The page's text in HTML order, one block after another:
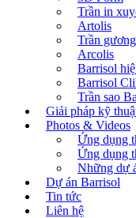
Trần in
Artolis
Trần gương
Arcolis
Barrisol
Barrisol
Trần sao
Giải pháp kỹ
Photos & Videos
Ứng dụng
Ứng dụng
Những dự
Dự án Barrisol
Tin tức
Liên hệ